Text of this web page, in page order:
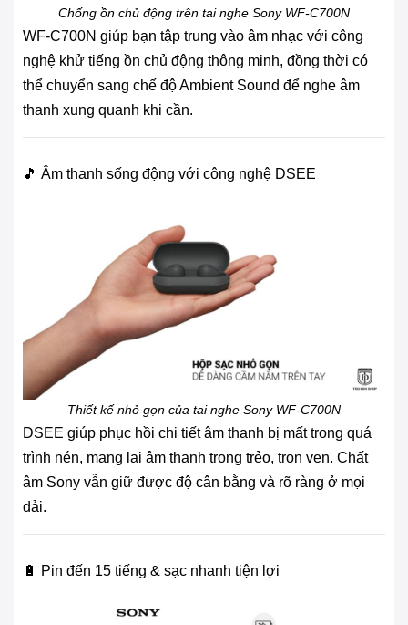
Chống ồn chủ động trên tai nghe Sony WF-C700N
WF-C700N giúp bạn tập trung vào âm nhạc với công
nghệ khử tiếng ồn chủ động thông minh, đồng thời có
thể chuyển sang chế độ Ambient Sound để nghe âm
thanh xung quanh khi cần.
🎵 Âm thanh sống động với công nghệ DSEE
Thiết kế nhỏ gọn của tai nghe Sony WF-C700N
DSEE giúp phục hồi chi tiết âm thanh bị mất trong quá
trình nén, mang lại âm thanh trong trẻo, trọn vẹn. Chất
âm Sony vẫn giữ được độ cân bằng và rõ ràng ở mọi
dải.
🔋 Pin đến 15 tiếng & sạc nhanh tiện lợi